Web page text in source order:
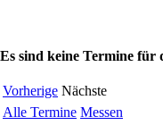
Es sind keine Termine für
Vorherige Nächste
Alle Termine Messen